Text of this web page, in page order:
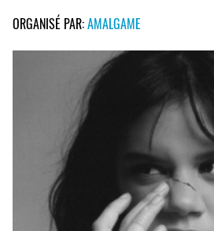
ORGANISÉ PAR:AMALGAME